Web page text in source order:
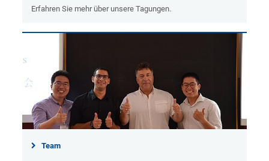
Erfahren Sie mehr über unsere Tagungen.
Team